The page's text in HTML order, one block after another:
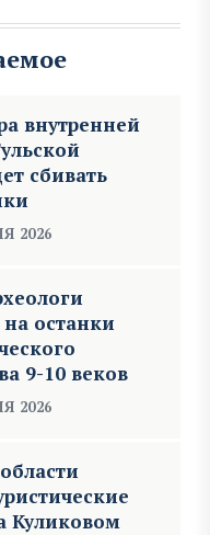
внутренней
сбивать
2026
останки
9-10 веков
2026
Куликовом